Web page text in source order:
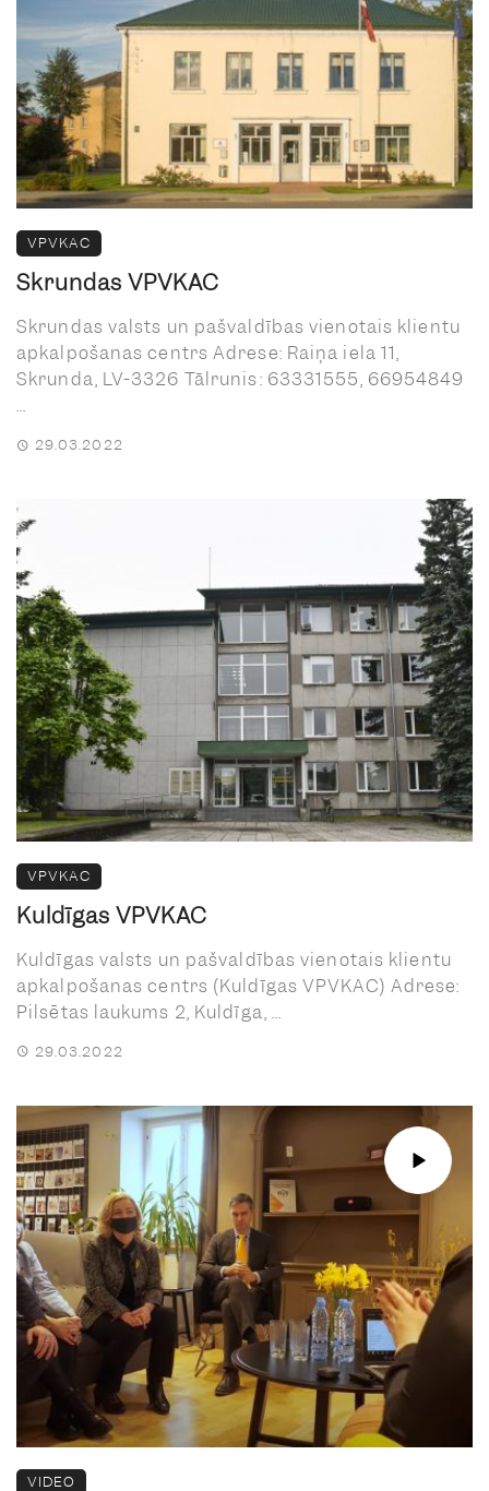
VPVKAC
Skrundas VPVKAC
Skrundas valsts un pašvaldības vienotais klientu
apkalpošanas centrs Adrese: Raiņa iela 11,
Skrunda, LV-3326 Tālrunis: 63331555, 66954849
...
29.03.2022
VPVKAC
Kuldīgas VPVKAC
Kuldīgas valsts un pašvaldības vienotais klientu
apkalpošanas centrs (Kuldīgas VPVKAC) Adrese:
Pilsētas laukums 2, Kuldīga, ...
29.03.2022
VIDEO